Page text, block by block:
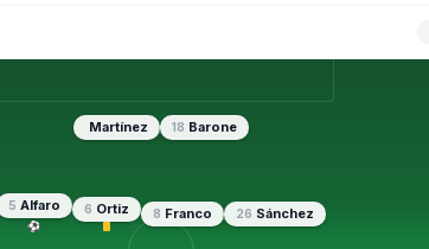
Martínez 18 Barone
5 Alfaro
⚽
6 Ortiz 8 Franco 26 Sánchez